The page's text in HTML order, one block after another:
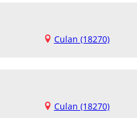
Culan (18270)
Culan (18270)